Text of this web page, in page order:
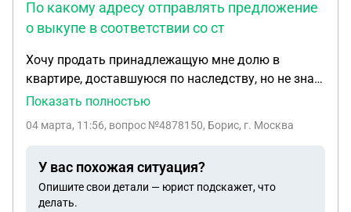
По какому адресу отправлять предложение
о выкупе в соответствии со ст
Хочу продать принадлежащую мне долю в
квартире, доставшуюся по наследству, но не знаю
адреса регистрации остальных дольщиков. По
в соответствии со ст. 250 ГК РФ ?
Показать полностью
04 марта, 11:56, вопрос №4878150, Борис, г. Москва
У вас похожая ситуация?
Опишите свои детали — юрист подскажет, что
делать.